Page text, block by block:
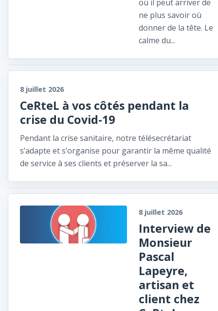
où il peut arriver de
ne plus savoir où
donner de la tête. Le
calme du...
8 juillet 2026
CeRteL à vos côtés pendant la
crise du Covid-19
Pendant la crise sanitaire, notre télésecrétariat
s’adapte et s’organise pour garantir la même qualité
de service à ses clients et préserver la sa...
8 juillet 2026
Interview de
Monsieur
Pascal
Lapeyre,
artisan et
client chez